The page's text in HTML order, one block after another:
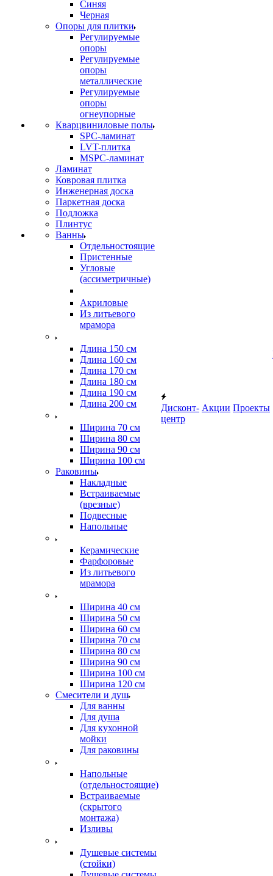
Синяя
Черная
Опоры для плитки
Регулируемые
опоры
Регулируемые
опоры
металлические
Регулируемые
опоры
огнеупорные
Кварцвиниловые полы
SPC-ламинат
LVT-плитка
MSPC-ламинат
Ламинат
Ковровая плитка
Инженерная доска
Паркетная доска
Подложка
Плинтус
Ванны
Отдельностоящие
Пристенные
Угловые
(ассиметричные)
Акриловые
Из литьевого
мрамора
Длина 150 см
Длина 160 см
Длина 170 см
Длина 180 см
Длина 190 см
Длина 200 см
Ширина 70 см
Ширина 80 см
Ширина 90 см
Ширина 100 см
Раковины
Накладные
Встраиваемые
(врезные)
Подвесные
Напольные
Керамические
Фарфоровые
Из литьевого
мрамора
Ширина 40 см
Ширина 50 см
Ширина 60 см
Ширина 70 см
Ширина 80 см
Ширина 90 см
Ширина 100 см
Ширина 120 см
Смесители и душ
Для ванны
Для душа
Для кухонной
мойки
Для раковины
Напольные
(отдельностоящие)
Встраиваемые
(скрытого
монтажа)
Изливы
Душевые системы
(стойки)
Дисконт-
центр
Акции Проекты